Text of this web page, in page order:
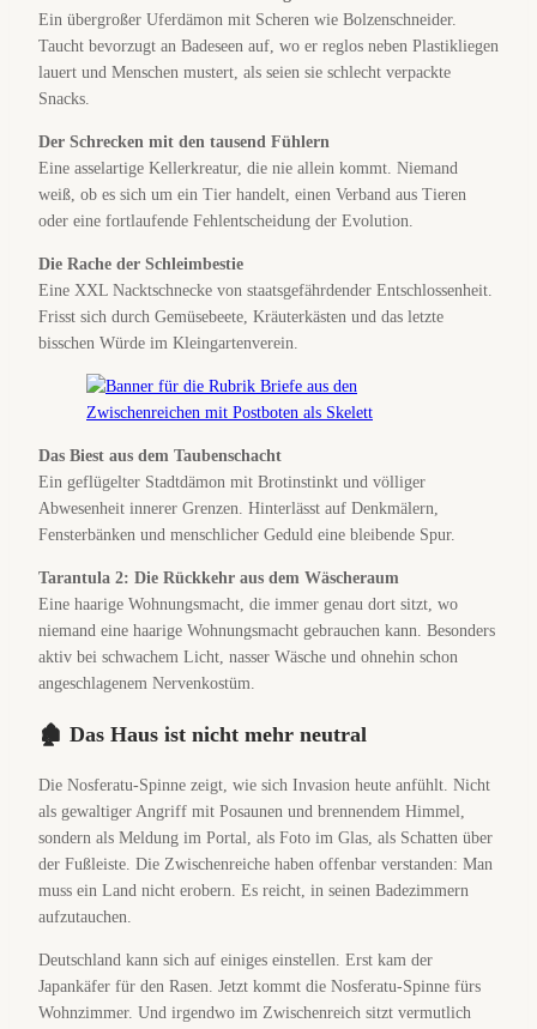
Ein übergroßer Uferdämon mit Scheren wie Bolzenschneider.
Taucht bevorzugt an Badeseen auf, wo er reglos neben Plastikliegen
lauert und Menschen mustert, als seien sie schlecht verpackte
Snacks.
Der Schrecken mit den tausend Fühlern
Eine asselartige Kellerkreatur, die nie allein kommt. Niemand
weiß, ob es sich um ein Tier handelt, einen Verband aus Tieren
oder eine fortlaufende Fehlentscheidung der Evolution.
Die Rache der Schleimbestie
Eine XXL Nacktschnecke von staatsgefährdender Entschlossenheit.
Frisst sich durch Gemüsebeete, Kräuterkästen und das letzte
bisschen Würde im Kleingartenverein.
Das Biest aus dem Taubenschacht
Ein geflügelter Stadtdämon mit Brotinstinkt und völliger
Abwesenheit innerer Grenzen. Hinterlässt auf Denkmälern,
Fensterbänken und menschlicher Geduld eine bleibende Spur.
Tarantula 2: Die Rückkehr aus dem Wäscheraum
Eine haarige Wohnungsmacht, die immer genau dort sitzt, wo
niemand eine haarige Wohnungsmacht gebrauchen kann. Besonders
aktiv bei schwachem Licht, nasser Wäsche und ohnehin schon
angeschlagenem Nervenkostüm.
🏚️ Das Haus ist nicht mehr neutral
Die Nosferatu-Spinne zeigt, wie sich Invasion heute anfühlt. Nicht
als gewaltiger Angriff mit Posaunen und brennendem Himmel,
sondern als Meldung im Portal, als Foto im Glas, als Schatten über
der Fußleiste. Die Zwischenreiche haben offenbar verstanden: Man
muss ein Land nicht erobern. Es reicht, in seinen Badezimmern
aufzutauchen.
Deutschland kann sich auf einiges einstellen. Erst kam der
Japankäfer für den Rasen. Jetzt kommt die Nosferatu-Spinne fürs
Wohnzimmer. Und irgendwo im Zwischenreich sitzt vermutlich